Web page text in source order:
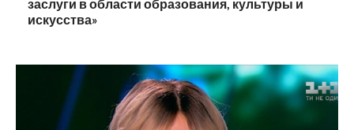
заслуги в области образования, культуры и
искусства»